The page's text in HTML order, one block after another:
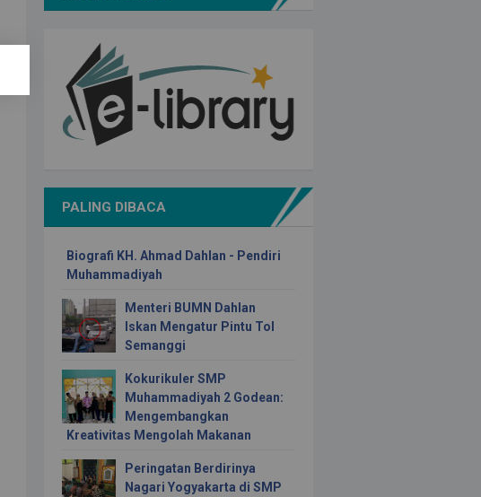
PALING DIBACA
Biografi KH. Ahmad Dahlan - Pendiri
Muhammadiyah
Menteri BUMN Dahlan
Iskan Mengatur Pintu Tol
Semanggi
Kokurikuler SMP
Muhammadiyah 2 Godean:
Mengembangkan
Kreativitas Mengolah Makanan
Peringatan Berdirinya
Nagari Yogyakarta di SMP